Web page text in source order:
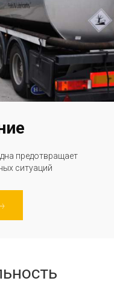
предотвращает
ситуаций